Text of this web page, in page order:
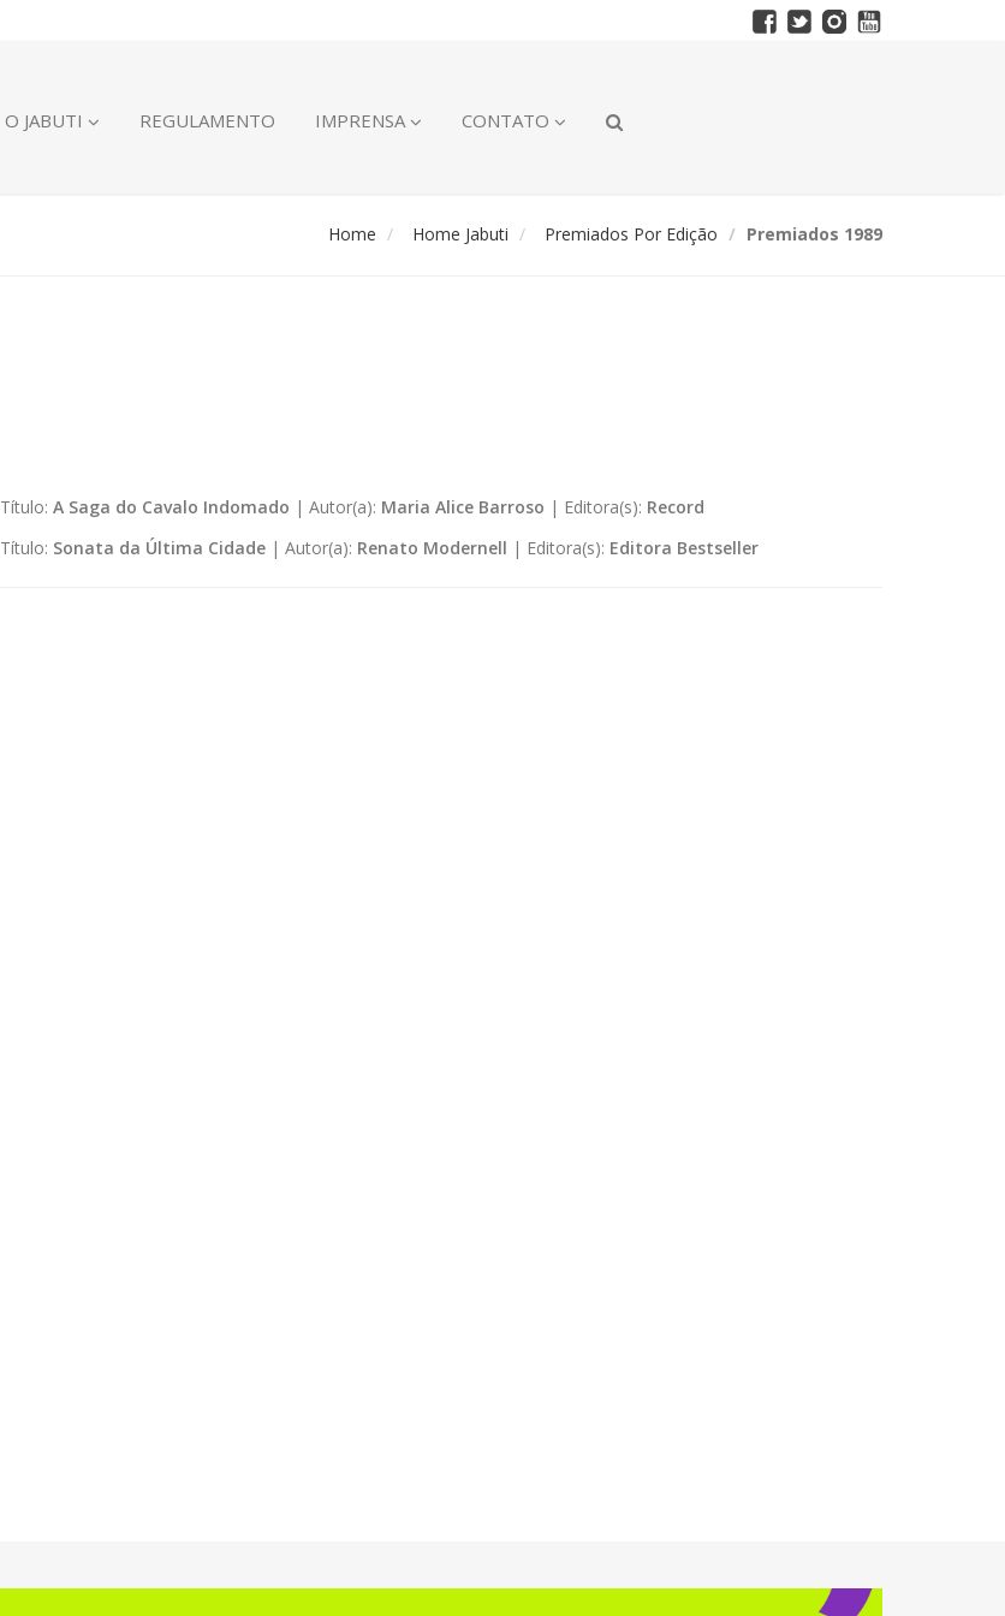
O JABUTI REGULAMENTO IMPRENSA CONTATO
Home Home Jabuti Premiados Por Edição Premiados 1989
Título: A Saga do Cavalo Indomado | Autor(a): Maria Alice Barroso | Editora(s): Record
Título: Sonata da Última Cidade| Autor(a): Renato Modernell | Editora(s): Editora Bestseller